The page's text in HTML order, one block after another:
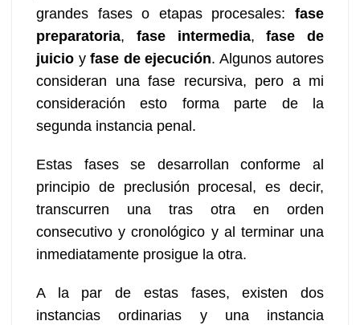
grandes fases o etapas procesales: fase
preparatoria, fase intermedia,fase de
juicio y fase de ejecución. Algunos autores
consideran una fase recursiva, pero a mi
consideración esto forma parte de la
segunda instancia penal.
Estas fases se desarrollan conforme al
principio de preclusión procesal, es decir,
transcurren una tras otra en orden
consecutivo y cronológico y al terminar una
inmediatamente prosigue la otra.
A la par de estas fases, existen dos
instancias ordinarias y una instancia